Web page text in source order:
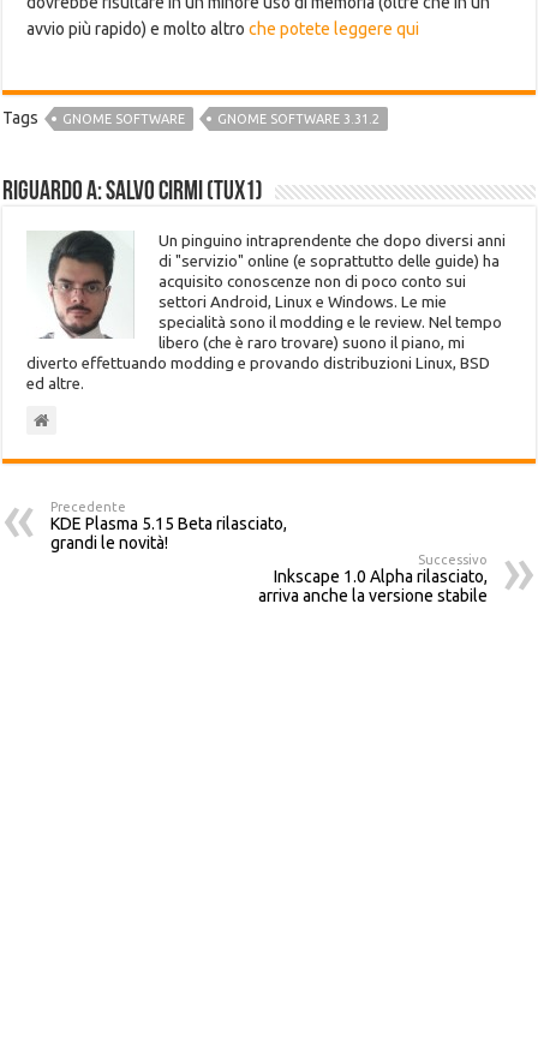
avvio più rapido) e molto altroche potete leggere qui
Tags GNOME SOFTWARE GNOME SOFTWARE 3.31.2
Riguardo a: Salvo Cirmi (Tux1)
Un pinguino intraprendente che dopo diversi anni
di "servizio" online (e soprattutto delle guide) ha
acquisito conoscenze non di poco conto sui
settori Android, Linux e Windows. Le mie
specialità sono il modding e le review. Nel tempo
libero (che è raro trovare) suono il piano, mi
diverto effettuando modding e provando distribuzioni Linux, BSD
ed altre.
Precedente
KDE Plasma 5.15 Beta rilasciato,
grandi le novità!
Successivo
Inkscape 1.0 Alpha rilasciato,
arriva anche la versione stabile